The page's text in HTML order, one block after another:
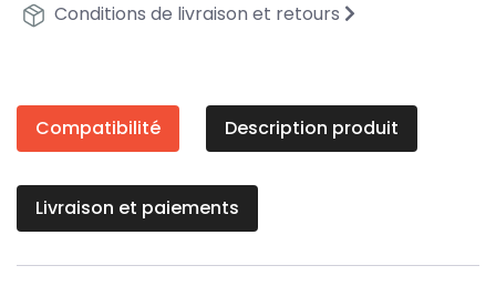
Conditions de livraison et retours
Compatibilité Description produit
Livraison et paiements